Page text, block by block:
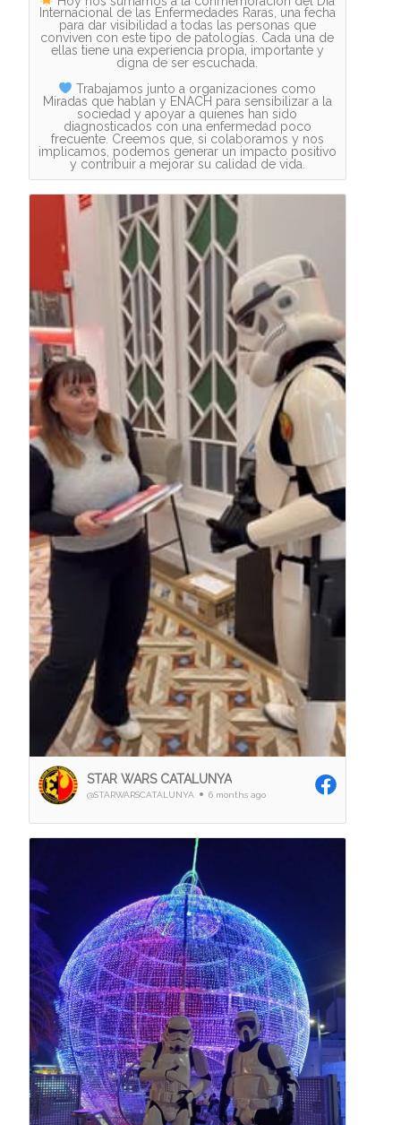
Internacional de las Enfermedades Raras, una fecha
para dar visibilidad a todas las personas que
conviven con este tipo de patologías. Cada una de
ellas tiene una experiencia propia, importante y
digna de ser escuchada.
Trabajamos junto a organizaciones como
Miradas que hablan y ENACH para sensibilizar a la
sociedad y apoyar a quienes han sido
diagnosticados con una enfermedad poco
frecuente. Creemos que, si colaboramos y nos
implicamos, podemos generar un impacto positivo
y contribuir a mejorar su calidad de vida.
STAR WARS CATALUNYA
@STARWARSCATALUNYA 6 months ago